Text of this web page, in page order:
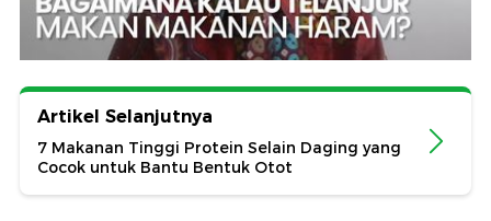
Artikel Selanjutnya
7 Makanan Tinggi Protein Selain Daging yang
Cocok untuk Bantu Bentuk Otot